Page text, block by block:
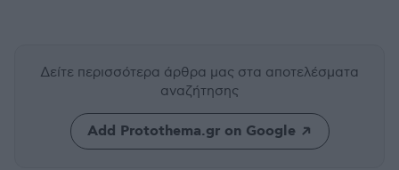
Δείτε περισσότερα άρθρα μας στα αποτελέσματα
αναζήτησης
Add Protothema.gr on Google